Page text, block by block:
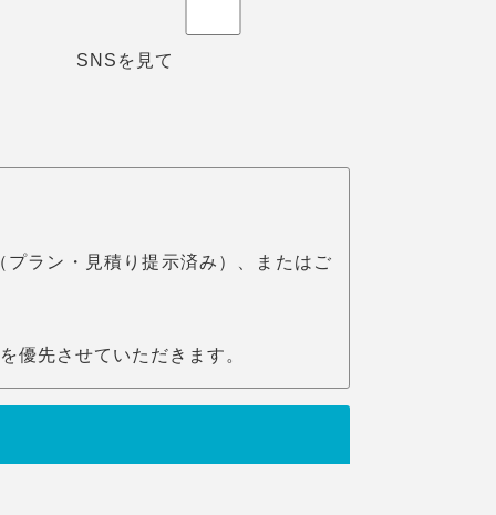
SNSを見て
ラン・見積り提示済み）、またはご
優先させていただきます。